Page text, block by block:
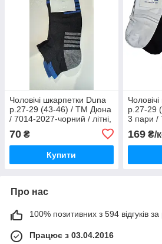
Чоловічі шкарпетки Duna
р.27-29 (43-46) / ТМ Дюна
/ 7014-2027-чорний / літні,
70 ₴
Купити
р.27-29
3 пари
1111-
високі
169₴/
Про нас
100% позитивних з 594 відгуків за
Працює з 03.04.2016